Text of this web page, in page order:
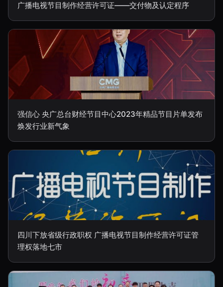
广播电视节目制作经营许可证——交付物及认定程序
强信心 央广总台财经节目中心2023年精品节目片单发布
焕发行业新气象
四川下放省级行政职权 广播电视节目制作经营许可证管
理权落地七市